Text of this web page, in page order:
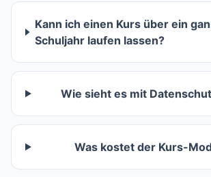
Kann ich einen Kurs über ein
Schuljahr laufen lassen?
Wie sieht es mit
Was kostet der Kurs-